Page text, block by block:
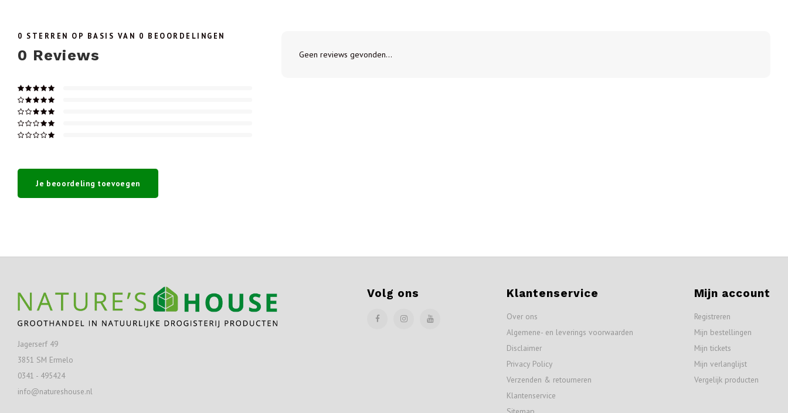
0 STERREN OP BASIS VAN 0 BEOORDELINGEN
0 Reviews
Je beoordeling toevoegen
Geen reviews gevonden...
Jagerserf 49
3851 SM Ermelo
0341 - 495424
info@natureshouse.nl
Volg ons Klantenservice
Over ons
Algemene- en leverings voorwaarden
Disclaimer
Privacy Policy
Verzenden & retourneren
Klantenservice
Mijn account
Registreren
Mijn bestellingen
Mijn tickets
Mijn verlanglijst
Vergelijk producten